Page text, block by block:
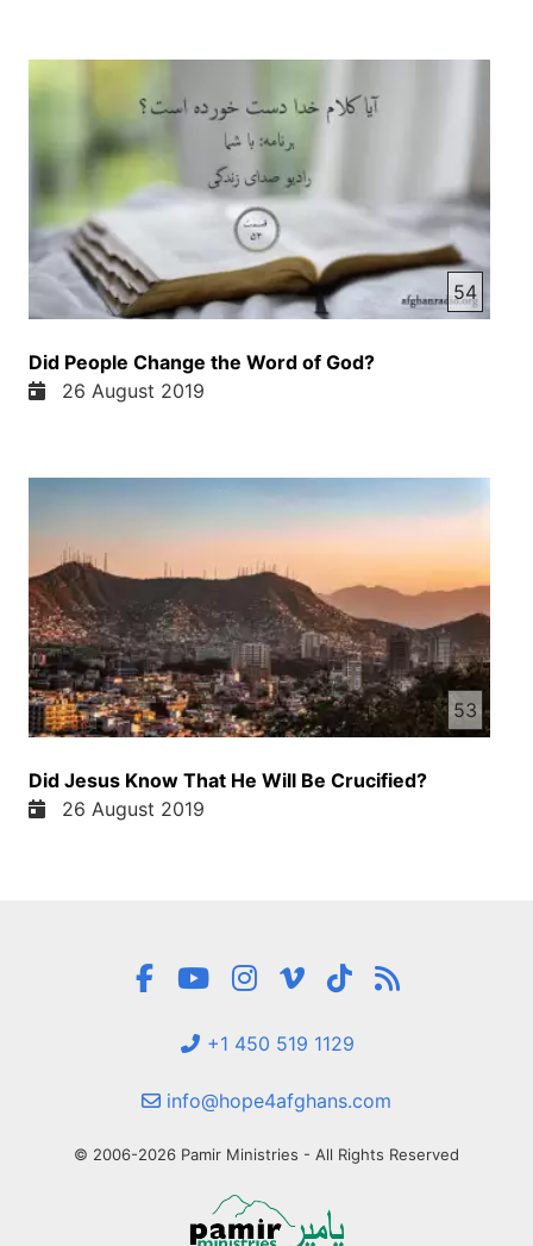
54
Did People Change the Word of God?
26 August 2019
53
Did Jesus Know That He Will Be Crucified?
26 August 2019
+1 450 519 1129
info@hope4afghans.com
© 2006-2026 Pamir Ministries - All Rights Reserved